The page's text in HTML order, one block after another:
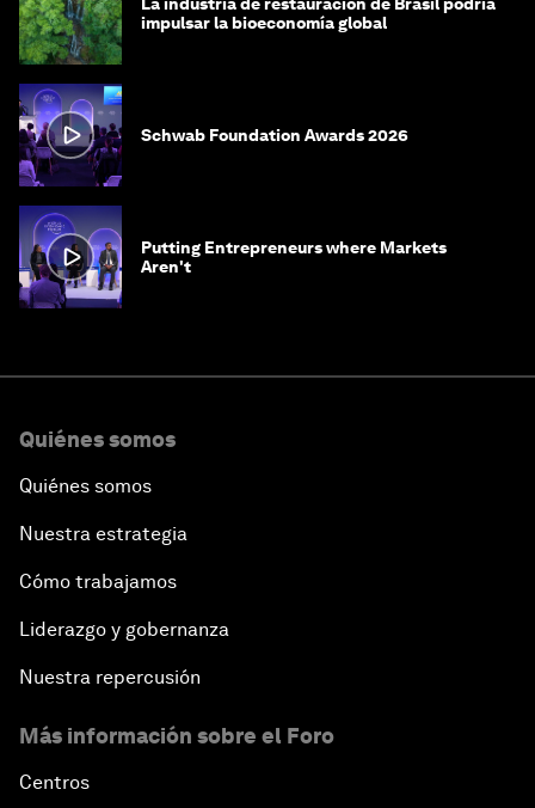
La industria de restauración de Brasil podría
impulsar la bioeconomía global
Schwab Foundation Awards 2026
Putting Entrepreneurs where Markets
Aren't
Quiénes somos
Quiénes somos
Nuestra estrategia
Cómo trabajamos
Liderazgo y gobernanza
Nuestra repercusión
Más información sobre el Foro
Centros